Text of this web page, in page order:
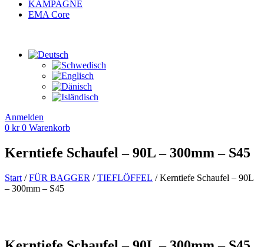
KAMPAGNE
EMA Core
Anmelden
0 kr 0 Warenkorb
Kerntiefe Schaufel – 90L – 300mm – S45
Start /FÜR BAGGER /TIEFLÖFFEL / Kerntiefe Schaufel – 90L
– 300mm – S45